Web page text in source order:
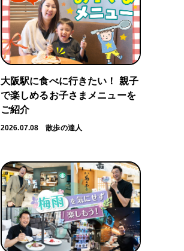
大阪駅に食べに行きたい！ 親子
で楽しめるお子さまメニューを
ご紹介
2026.07.08 散歩の達人